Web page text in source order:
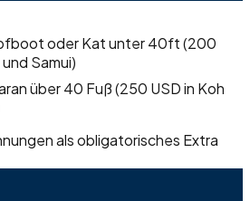
oder Kat unter 40ft (200
Samui)
über 40 Fuß (250 USD in Koh
als obligatorisches Extra